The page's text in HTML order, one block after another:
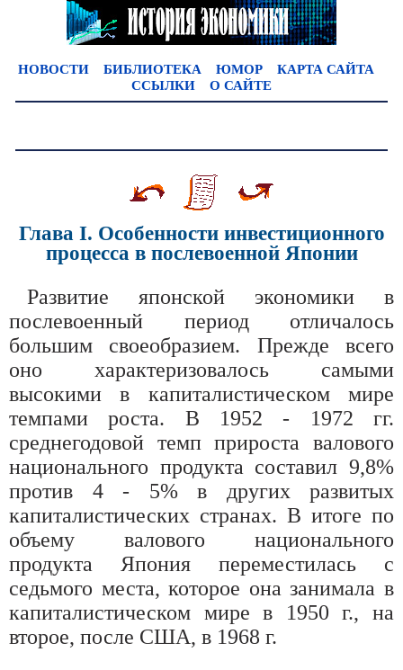
НОВОСТИ БИБЛИОТЕКА ЮМОР
КАРТА САЙТА
ССЫЛКИ
О САЙТЕ
Глава I. Особенности инвестиционного
процесса в послевоенной Японии
Развитие японской экономики в
послевоенный период отличалось
большим своеобразием. Прежде всего
оно характеризовалось самыми
высокими в капиталистическом мире
темпами роста. В 1952 - 1972 гг.
среднегодовой темп прироста валового
национального продукта составил 9,8%
против 4 - 5% в других развитых
капиталистических странах. В итоге по
объему валового национального
продукта Япония переместилась с
седьмого места, которое она занимала в
капиталистическом мире в 1950 г., на
второе, после США, в 1968 г.